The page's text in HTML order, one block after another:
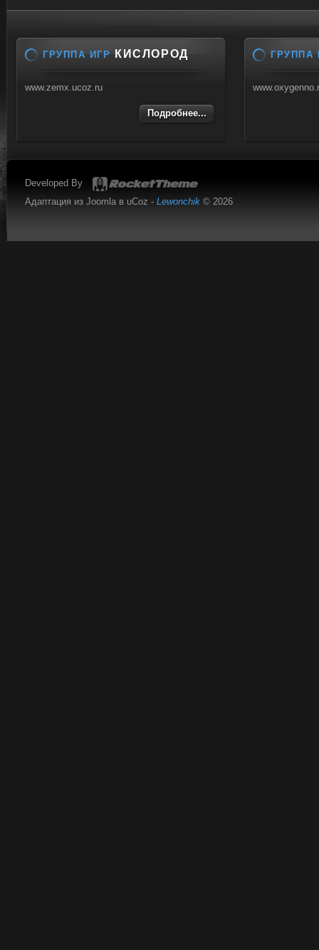
ГРУППА ИГР КИСЛОРОД
www.zemx.ucoz.ru
Подробнее...
ГРУППА
Developed By
Адаптация из Joomla в uCoz - Lewonchik © 2026